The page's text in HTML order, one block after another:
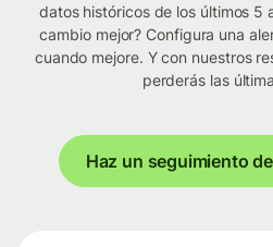
datos históricos de los últimos 5
cambio mejor? Configura una
cuando mejore. Y con nuestros
perderás las
Haz un seguimiento